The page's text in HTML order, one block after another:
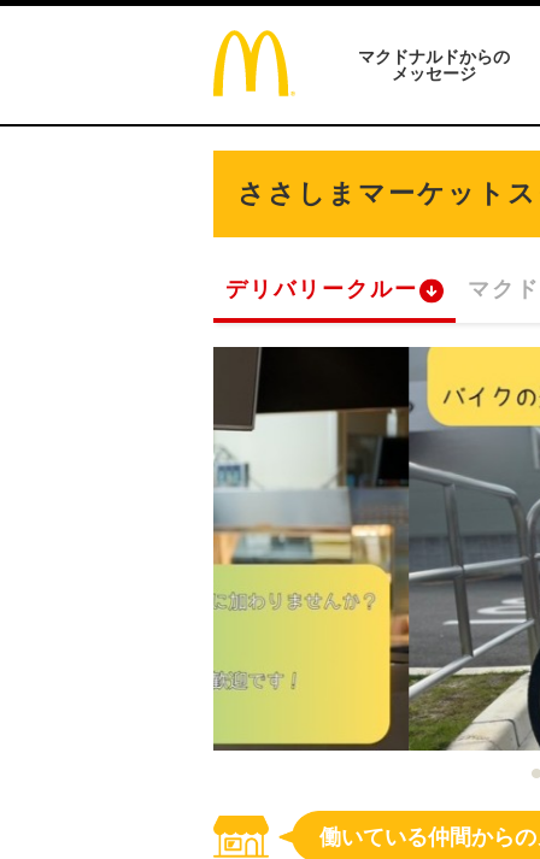
マクドナルドからの
メッセージ
ささしまマーケット
デリバリークルー マク
働いている仲間から